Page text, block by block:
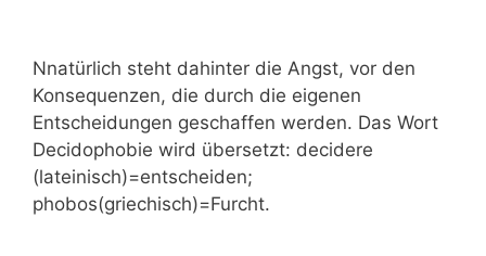
Nnatürlich steht dahinter die Angst, vor den
Konsequenzen, die durch die eigenen
Entscheidungen geschaffen werden. Das Wort
Decidophobie wird übersetzt: decidere
(lateinisch)=entscheiden;
phobos(griechisch)=Furcht.